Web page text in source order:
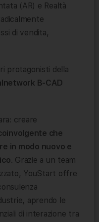
(AR) e Realtà
di vendita,
protagonisti della
B-CAD
creare
che
in modo nuovo e
. Grazie a un team
YouStart offre
aprendo le
di interazione tra